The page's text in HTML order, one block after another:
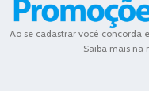
Ao se cadastrar você concorda
Saiba mais na